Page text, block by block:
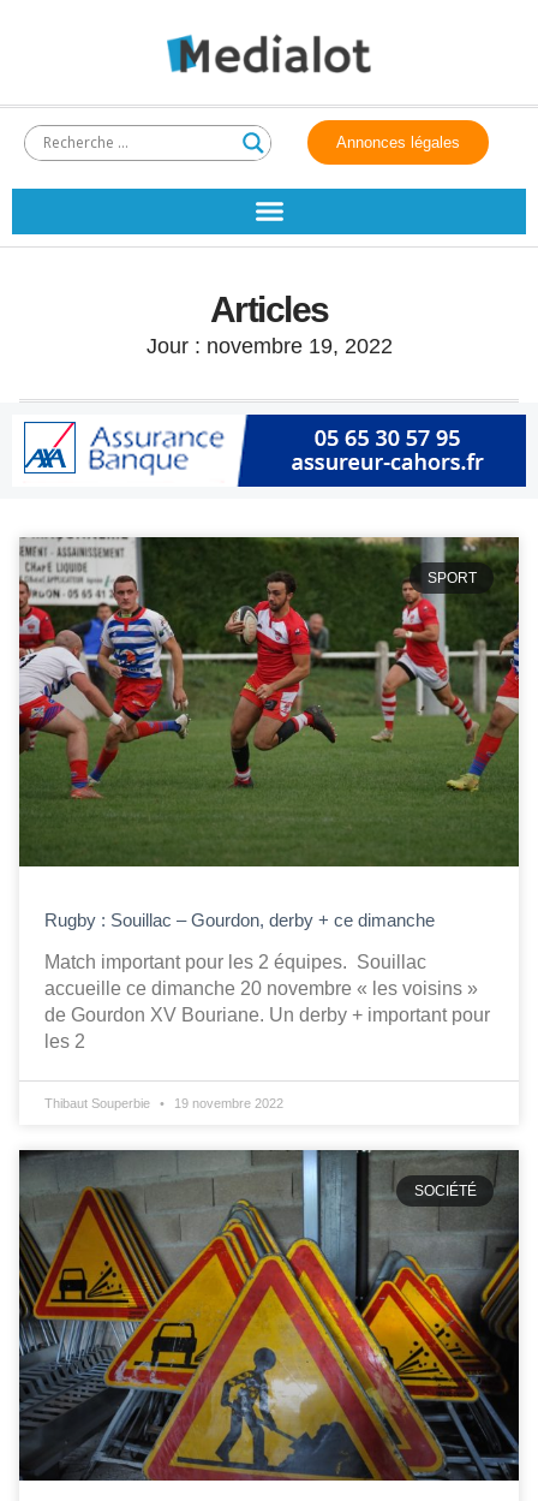
Annonces légales
Articles
Jour : novembre 19, 2022
SPORT
Rugby : Souillac – Gourdon, derby + ce dimanche
Match important pour les 2 équipes. Souillac
accueille ce dimanche 20 novembre « les voisins »
de Gourdon XV Bouriane. Un derby + important pour
les 2
Thibaut Souperbie 19 novembre 2022
SOCIÉTÉ